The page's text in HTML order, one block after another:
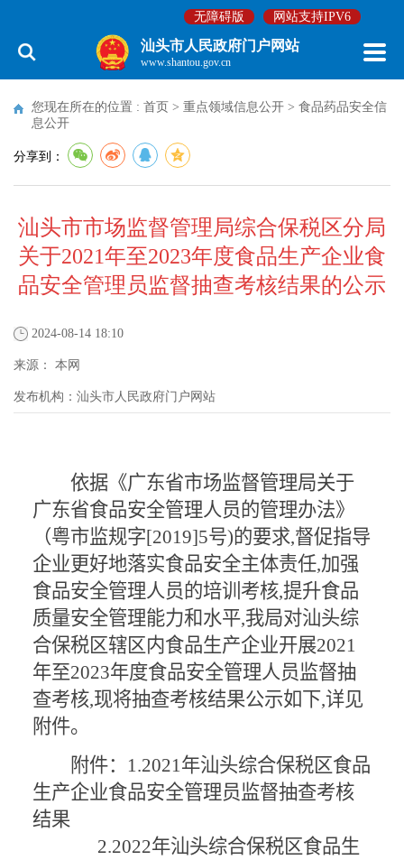
无障碍版 网站支持IPV6
汕头市人民政府门户网站
www.shantou.gov.cn
您现在所在的位置 : 首页 > 重点领域信息公开 > 食品药品安全信
息公开
分享到：
汕头市市场监督管理局综合保税区分局
关于2021年至2023年度食品生产企业食
品安全管理员监督抽查考核结果的公示
2024-08-14 18:10
来源： 本网
发布机构： 汕头市人民政府门户网站
依据《广东省市场监督管理局关于
广东省食品安全管理人员的管理办法》
（粤市监规字[2019]5号)的要求,督促指导
企业更好地落实食品安全主体责任,加强
食品安全管理人员的培训考核,提升食品
质量安全管理能力和水平,我局对汕头综
合保税区辖区内食品生产企业开展2021
年至2023年度食品安全管理人员监督抽
查考核,现将抽查考核结果公示如下,详见
附件。
附件： 1.2021年汕头综合保税区食品
生产企业食品安全管理员监督抽查考核
结果
2.2022年汕头综合保税区食品生